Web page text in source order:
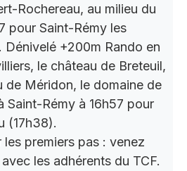
Rochereau, au milieu du
pour Saint-Rémy les
Dénivelé +200m Rando en
le château de Breteuil,
de Méridon, le domaine de
Saint-Rémy à 16h57 pour
(17h38).
les premiers pas : venez
les adhérents du TCF.